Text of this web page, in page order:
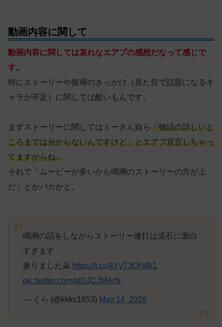
動画内容に関して
動画内容に関しては哀れなエアプの感想だなって感じで
す。
特にストーリーや復帰のきっかけ（見た目で話題になるキ
ャラが不足）に関しては酷いもんです。
まずストーリーに関してはミーさん自ら「物語の詳しいと
ころまでは分からないんですけど」とエアプ宣言しちゃっ
てますからね。
それで「ムービーが多いから鳴潮のストーリーの方が上
だ」とかバカかと。
鳴潮の話をしながらストーリー連打は流石に面白
すぎます
参りました🙇 https://t.co/kXyT3QH8k1
pic.twitter.com/qlDJCJMArN
— くら (@kkks1853) May 14, 2026